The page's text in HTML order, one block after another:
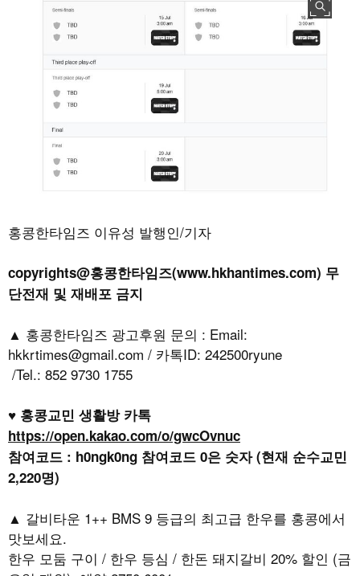
홍콩한타임즈 이유성 발행인/기자
copyrights@홍콩한타임즈(www.hkhantimes.com) 무
단전재 및 재배포 금지
▲ 홍콩한타임즈 광고후원 문의 : Email:
hkkrtimes@gmail.com / 카톡ID: 242500ryune
/Tel.: 852 9730 1755
♥ 홍콩교민 생활방 카톡
https://open.kakao.com/o/gwcOvnuc
참여코드 : h0ngk0ng 참여코드 0은 숫자 (현재 순수교민
2,220명)
▲ 갈비타운 1++ BMS 9 등급의 최고급 한우를 홍콩에서
맛보세요.
한우 모둠 구이 / 한우 등심 / 한돈 돼지갈비 20% 할인 (금